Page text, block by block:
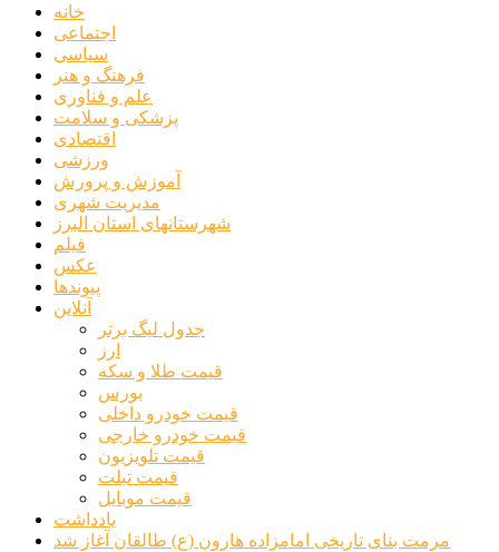
خانه
اجتماعی
سیاسی
فرهنگ و هنر
علم و فناوری
پزشکی و سلامت
اقتصادی
ورزشی
آموزش و پرورش
مدیریت شهری
شهرستانهای استان البرز
فیلم
عکس
پیوندها
آنلاین
جدول لیگ برتر
ارز
قیمت طلا و سکه
بورس
قیمت خودرو داخلی
قیمت خودرو خارجی
قیمت تلویزیون
قیمت تبلت
قیمت موبایل
یادداشت
مرمت بنای تاریخی امامزاده هارون (ع) طالقان آغاز شد